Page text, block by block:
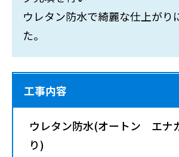
ウレタン防水で綺麗な仕上がり
た。
工事内容
ウレタン防水(オートン エナ
り)